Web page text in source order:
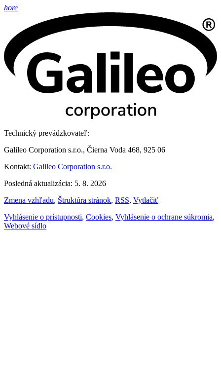
hore
Technický prevádzkovateľ:
Galileo Corporation s.r.o., Čierna Voda 468, 925 06
Kontakt: Galileo Corporation s.r.o.
Posledná aktualizácia: 5. 8. 2026
Zmena vzhľadu, Štruktúra stránok, RSS, Vytlačiť
Vyhlásenie o prístupnosti, Cookies, Vyhlásenie o ochrane súkromia,
Webové sídlo